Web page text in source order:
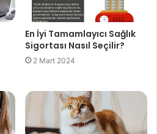
En İyi Tamamlayıcı Sağlık
Sigortası Nasıl Seçilir?
2 Mart 2024